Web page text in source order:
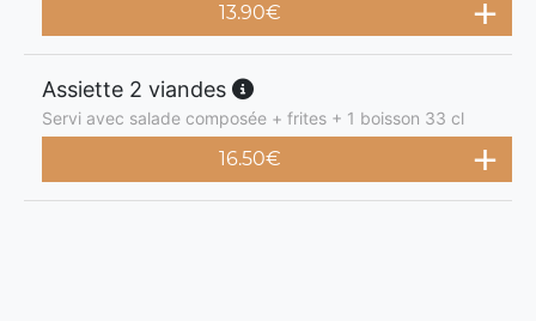
13.90€
Assiette 2 viandes
Servi avec salade composée + frites + 1 boisson 33 cl
16.50€